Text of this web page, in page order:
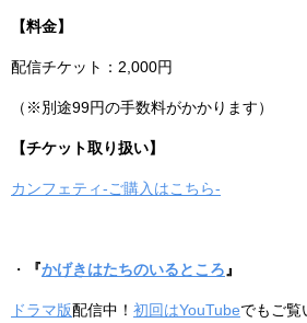
【料金】
配信チケット：2,000円
（※別途99円の手数料がかかります）
【チケット取り扱い】
カンフェティ-ご購入はこちら-
・ 『かげきはたちのいるところ 』
ドラマ版配信中！ 初回はYouTubeでもご覧